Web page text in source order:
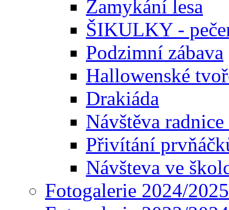
Zamykání lesa
ŠIKULKY -
Podzimní zábava
Hallowenské
Drakiáda
Návštěva radnice
Přivítání
Návšteva ve
Fotogalerie 2024/2025